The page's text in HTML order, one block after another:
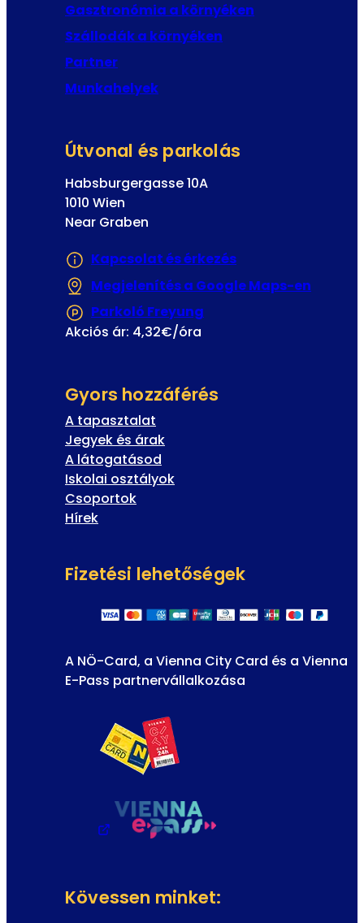
Gasztronómia a környéken
Szállodák a környéken
Partner
Munkahelyek
Útvonal és parkolás
Habsburgergasse 10A
1010 Wien
Near Graben
Kapcsolat és érkezés
Megjelenítés a Google Maps-en
Parkoló Freyung
Akciós ár: 4,32€/óra
Gyors hozzáférés
A tapasztalat
Jegyek és árak
A látogatásod
Iskolai osztályok
Csoportok
Hírek
Fizetési lehetőségek
A NÖ-Card, a Vienna City Card és a Vienna
E-Pass partnervállalkozása
Kövessen minket: